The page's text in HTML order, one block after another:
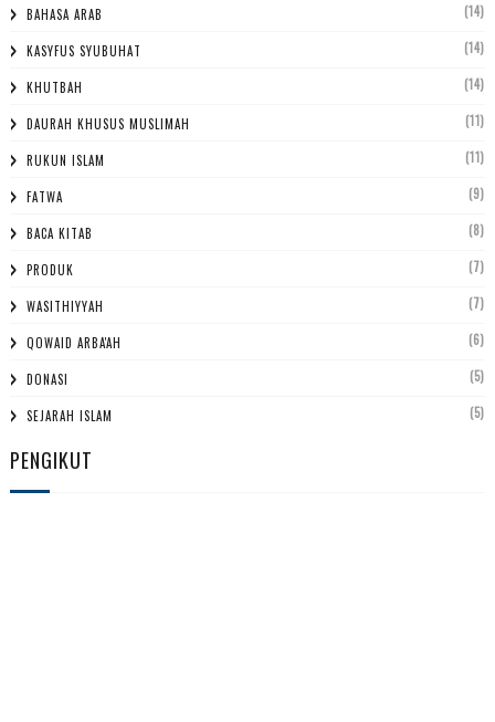
BAHASA ARAB (14)
KASYFUS SYUBUHAT (14)
KHUTBAH (14)
DAURAH KHUSUS MUSLIMAH (11)
RUKUN ISLAM (11)
FATWA (9)
BACA KITAB (8)
PRODUK (7)
WASITHIYYAH (7)
QOWAID ARBA'AH (6)
DONASI (5)
SEJARAH ISLAM (5)
PENGIKUT